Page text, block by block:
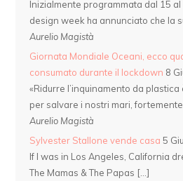
Inizialmente programmata dal 15
design week ha annunciato che la
Aurelio Magistà
Giornata Mondiale Oceani, ecco
consumato durante il lockdown 8
«Ridurre l’inquinamento da
per salvare i nostri mari,
Aurelio Magistà
Sylvester Stallone vende casa 5
If I was in Los Angeles, California
The Mamas & The Papas […]